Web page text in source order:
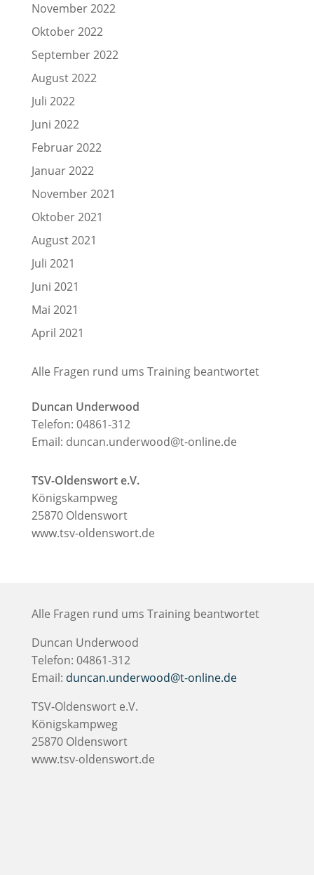
November 2022
Oktober 2022
September 2022
August 2022
Juli 2022
Juni 2022
Februar 2022
Januar 2022
November 2021
Oktober 2021
August 2021
Juli 2021
Juni 2021
Mai 2021
April 2021
Alle Fragen rund ums Training beantwortet
Duncan Underwood
Telefon: 04861-312
Email: duncan.underwood@t-online.de
TSV-Oldenswort e.V.
Königskampweg
25870 Oldenswort
www.tsv-oldenswort.de
Alle Fragen rund ums Training beantwortet
Duncan Underwood
Telefon: 04861-312
Email: duncan.underwood@t-online.de
TSV-Oldenswort e.V.
Königskampweg
25870 Oldenswort
www.tsv-oldenswort.de